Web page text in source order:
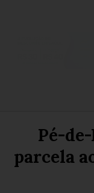
Pé-
parcela